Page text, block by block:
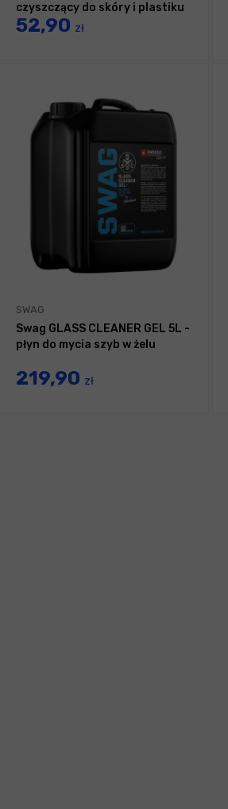
czyszczący do skóry i plastiku
52,90 zł
SWAG
Swag GLASS CLEANER GEL 5L -
płyn do mycia szyb w żelu
219,90 zł